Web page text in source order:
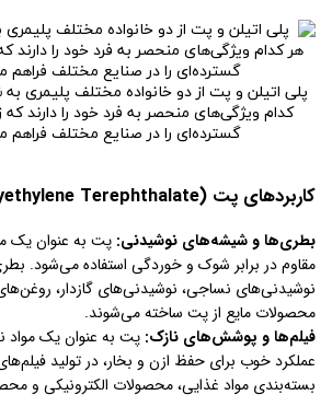
پلی اتیلن و پت از دو خانواده مختلف پلیمری
کدام ویژگی‌های منحصر به فرد خود را دارند که
گسترده‌ای را در صنایع مختلف فراهم
کاربردهای پت (Polyethylene Terephthalate)
بطری‌ها و شیشه‌های نوشیدنی: پت به عنوان یک
مقاوم در برابر شوک و خوردگی استفاده می‌شود.
نوشیدنی‌های نساجی، نوشیدنی‌های گازدار،
محصولات مایع از پت ساخته می‌شوند.
فیلم‌ها و پوشش‌های نازک: پت به عنوان یک مواد
عملکرد خوب برای حفظ ازن و بخار، در تولید
بسته‌بندی مواد غذایی، محصولات الکترونیکی و